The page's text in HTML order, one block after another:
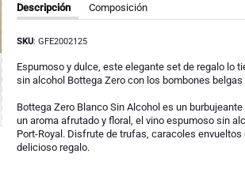
Descripción
SKU: GFE2002125
Espumoso y dulce, este elegante set de regalo lo
sin alcohol Bottega Zero con los bombones belgas
Bottega Zero Blanco Sin Alcohol es un
un aroma afrutado y floral, el vino espumoso sin
Port-Royal. Disfrute de trufas, caracoles
delicioso regalo.
Composición